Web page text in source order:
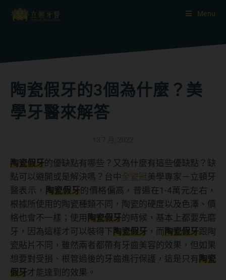
Menu
陶瓷假牙的3個為什麼？美
學牙醫來解答
陶瓷假牙的優缺點有哪些？又為什麼有這些優缺點？缺
點可以避開或是解決嗎？台中全瓷冠美學專家－立頓牙
醫表示， 陶瓷假牙的價格偏高，普遍在1-4萬元左右，
根據所使用的陶瓷種類不同，陶瓷的硬度以及色澤、價
格也會不一樣；使用陶瓷假牙的時候，基本上都要先磨
牙，因為這樣才可以裝得下陶瓷假牙 ，而陶瓷假牙跟陶
瓷貼片不同，雖然兩者都帶有牙齒美容的效果，但如果
想要對受損、根管過後的牙齒進行保護，這是只有陶瓷
假牙才能達到的效果。